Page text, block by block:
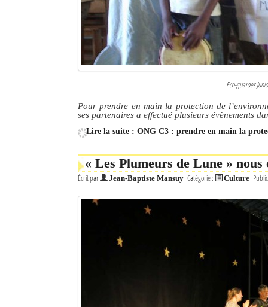
Eco-guardes
Pour prendre en main la protection de
ses partenaires a effectué plusieurs évènements
Lire la suite : ONG C3 : prendre en main la
« Les Plumeurs de Lune » nous
Écrit par Jean-Baptiste Mansuy Catégorie : Culture